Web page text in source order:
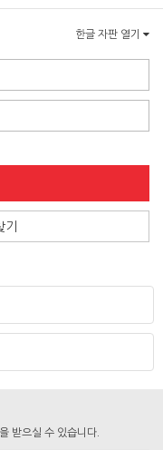
한글 자판 열기
받으실 수 있습니다.